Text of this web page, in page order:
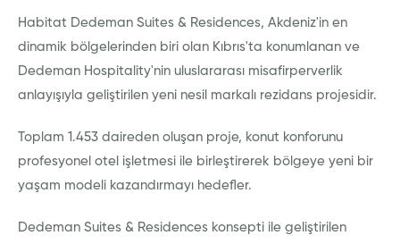
Habitat Dedeman Suites & Residences, Akdeniz'in en
dinamik bölgelerinden biri olan Kıbrıs'ta konumlanan ve
Dedeman Hospitality'nin uluslararası misafirperverlik
anlayışıyla geliştirilen yeni nesil markalı rezidans projesidir.
Toplam 1.453 daireden oluşan proje, konut konforunu
profesyonel otel işletmesi ile birleştirerek bölgeye yeni bir
yaşam modeli kazandırmayı hedefler.
Dedeman Suites & Residences konsepti ile geliştirilen